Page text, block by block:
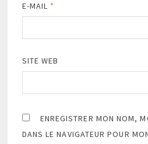
E-MAIL *
SITE WEB
ENREGISTRER MON NOM,
DANS LE NAVIGATEUR POUR